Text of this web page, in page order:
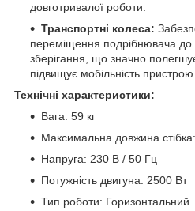
довготривалої роботи.
Транспортні колеса:
переміщення подрібнювача до
зберігання, що значно
підвищує мобільність пристрою.
Технічні характеристики:
Вага: 59 кг
Максимальна довжина
Напруга: 230 В / 50 Гц
Потужність двигуна: 2500 Вт
Тип роботи: Горизонтальний